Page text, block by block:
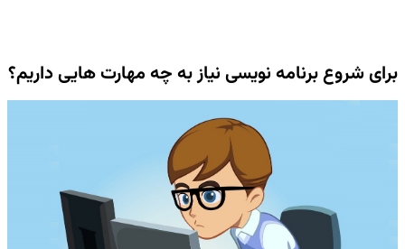
برای شروع برنامه نویسی نیاز به چه مهارت هایی داریم؟